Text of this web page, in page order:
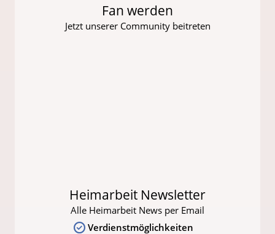
Fan werden
Jetzt unserer Community beitreten
Heimarbeit Newsletter
Alle Heimarbeit News per Email
Verdienstmöglichkeiten